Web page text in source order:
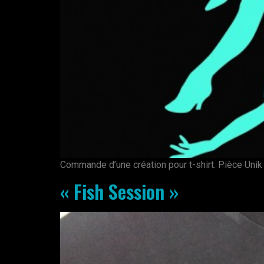
Commande d’une création pour t-shirt. Pièce
« Fish Session »